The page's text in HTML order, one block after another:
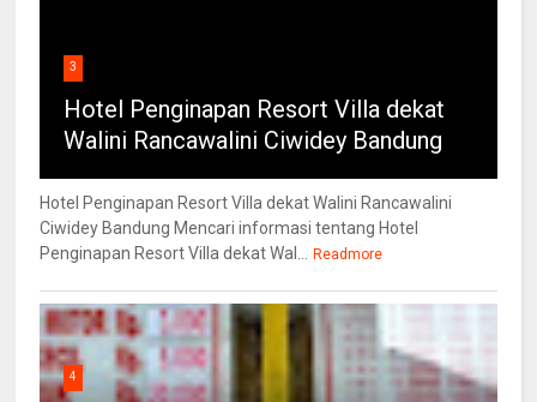
3
Hotel Penginapan Resort Villa dekat
Walini Rancawalini Ciwidey Bandung
Hotel Penginapan Resort Villa dekat Walini Rancawalini
Ciwidey Bandung Mencari informasi tentang Hotel
Penginapan Resort Villa dekat Wal...
Readmore
4